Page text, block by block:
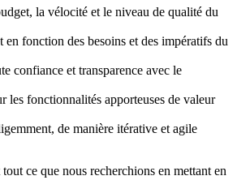
la vélocité et le niveau de qualité du
en fonction des besoins et des impératifs du
confiance et transparence avec le
les fonctionnalités apporteuses de valeur
de manière itérative et agile
ce que nous recherchions en mettant en